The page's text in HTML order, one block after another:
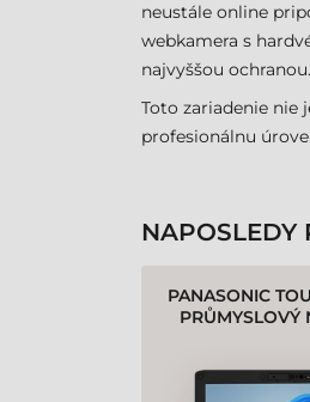
neustále online
webkamera s
najvyššou ochranou.
Toto zariadenie nie
profesionálnu
NAPOSLEDY
PANASONIC
PRŮMYSLOVÝ